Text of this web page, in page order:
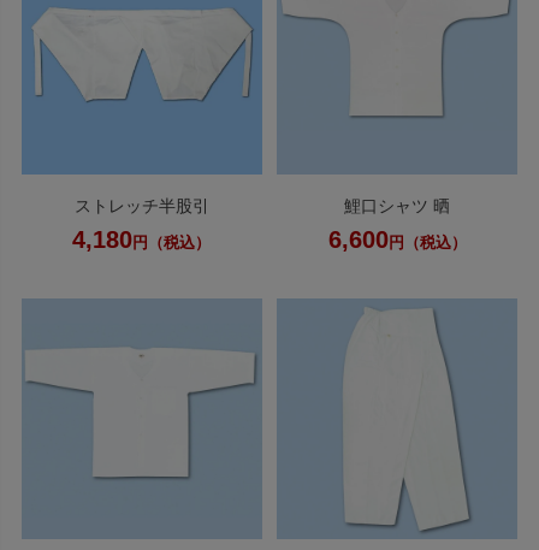
ストレッチ半股引
4,180 円（税込）
鯉口シャツ 晒
6,600円（税込）